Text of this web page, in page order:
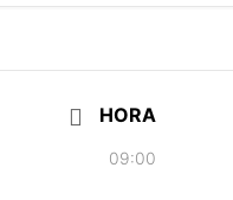
HORA
09:00